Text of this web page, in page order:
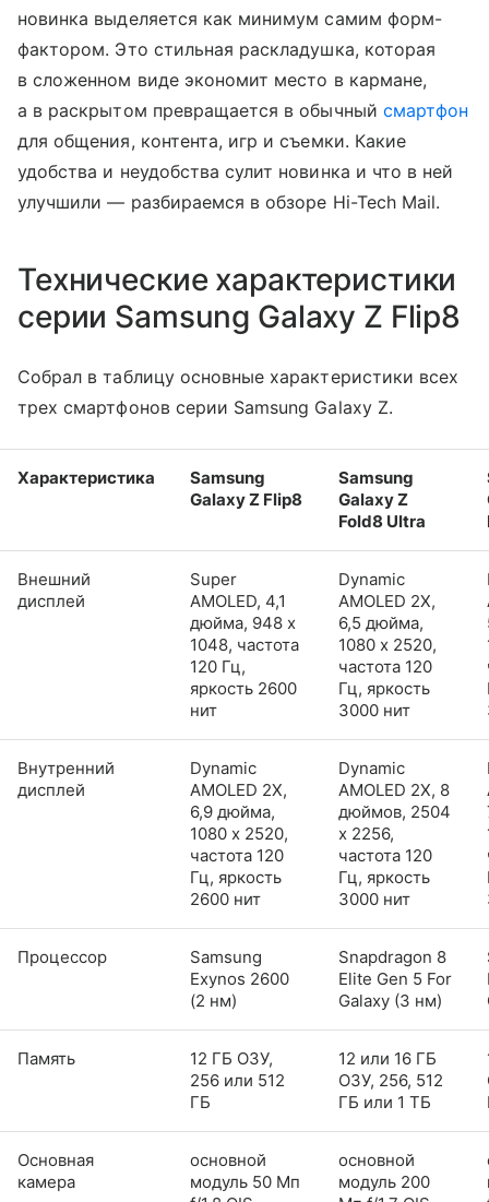
новинка выделяется как минимум самим форм-
фактором. Это стильная раскладушка, которая
в сложенном виде экономит место в кармане,
а в раскрытом превращается в обычный смартфон
для общения, контента, игр и съемки. Какие
удобства и неудобства сулит новинка и что в ней
улучшили — разбираемся в обзоре Hi-Tech Mail.
Технические характеристики
серии Samsung Galaxy Z Flip8
Собрал в таблицу основные характеристики всех
трех смартфонов серии Samsung Galaxy Z.
Характеристика
Samsung
Galaxy Z Flip8
Samsung
Galaxy Z
Fold8 Ultra
Внешний
дисплей
Super
AMOLED, 4,1
дюйма, 948 x
1048, частота
120 Гц,
яркость 2600
нит
Dynamic
AMOLED 2X,
6,5 дюйма,
1080 x 2520,
частота 120
Гц, яркость
3000 нит
Внутренний
дисплей
Dynamic
AMOLED 2X,
6,9 дюйма,
1080 x 2520,
частота 120
Гц, яркость
2600 нит
Dynamic
AMOLED 2X, 8
дюймов, 2504
x 2256,
частота 120
Гц, яркость
3000 нит
Процессор
Samsung
Exynos 2600
(2 нм)
Snapdragon 8
Elite Gen 5 For
Galaxy (3 нм)
Память
12 ГБ ОЗУ,
256 или 512
ГБ
12 или 16 ГБ
ОЗУ, 256, 512
ГБ или 1 ТБ
Основная
камера
основной
модуль 50 Мп
основной
модуль 200